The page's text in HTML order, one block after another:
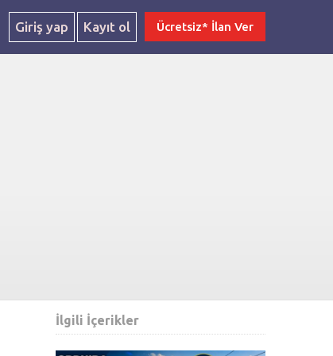
Giriş yap Kayıt ol Ücretsiz* İlan Ver
İlgili İçerikler